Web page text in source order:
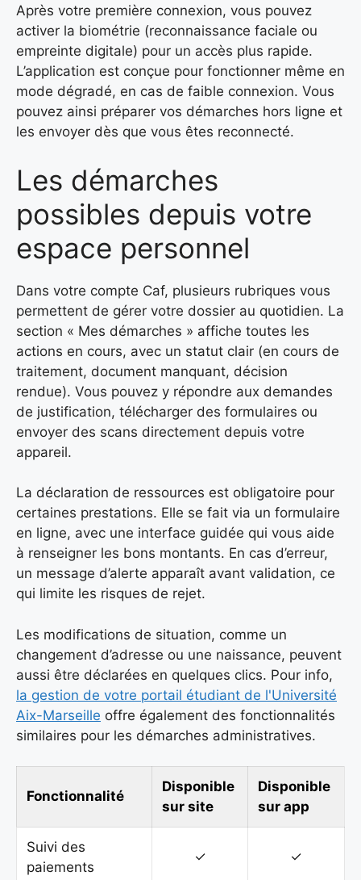
Après votre première connexion, vous pouvez
activer la biométrie (reconnaissance faciale ou
empreinte digitale) pour un accès plus rapide.
L’application est conçue pour fonctionner même en
mode dégradé, en cas de faible connexion. Vous
pouvez ainsi préparer vos démarches hors ligne et
les envoyer dès que vous êtes reconnecté.
Les démarches
possibles depuis votre
espace personnel
Dans votre compte Caf, plusieurs rubriques vous
permettent de gérer votre dossier au quotidien. La
section « Mes démarches » affiche toutes les
actions en cours, avec un statut clair (en cours de
traitement, document manquant, décision
rendue). Vous pouvez y répondre aux demandes
de justification, télécharger des formulaires ou
envoyer des scans directement depuis votre
appareil.
La déclaration de ressources est obligatoire pour
certaines prestations. Elle se fait via un formulaire
en ligne, avec une interface guidée qui vous aide
à renseigner les bons montants. En cas d’erreur,
un message d’alerte apparaît avant validation, ce
qui limite les risques de rejet.
Les modifications de situation, comme un
changement d’adresse ou une naissance, peuvent
aussi être déclarées en quelques clics. Pour info,
la gestion de votre portail étudiant de l'Université
Aix-Marseille offre également des fonctionnalités
similaires pour les démarches administratives.
Fonctionnalité
Disponible
sur site
Disponible
sur app
Suivi des
paiements
✓ ✓